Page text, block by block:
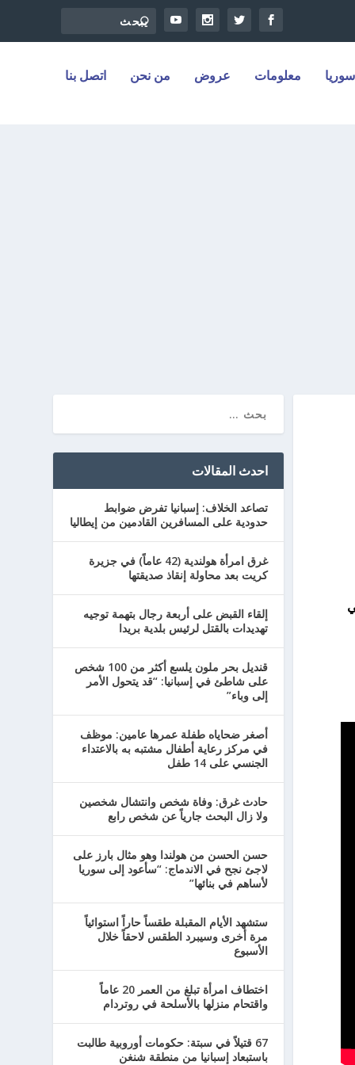
معلومات عروض من نحن اتصل بنا
احدث المقالات
تصاعد الخلاف: إسبانيا تفرض ضوابط
حدودية على المسافرين القادمين من إيطاليا
غرق امرأة هولندية (42 عاماً) في جزيرة
كريت بعد محاولة إنقاذ صديقتها
إلقاء القبض على أربعة رجال بتهمة توجيه
تهديدات بالقتل لرئيس بلدية بريدا
قنديل بحر ملون يلسع أكثر من 100 شخص
على شاطئ في إسبانيا: “قد يتحول الأمر
إلى وباء”
أصغر ضحاياه طفلة عمرها عامين: موظف
في مركز رعاية أطفال مشتبه به بالاعتداء
الجنسي على 14 طفل
حادث غرق: وفاة شخص وانتشال شخصين
ولا زال البحث جارياً عن شخص رابع
حسن الحسن من هولندا وهو مثال بارز على
لاجئ نجح في الاندماج: “سأعود إلى سوريا
لأساهم في بنائها”
ستشهد الأيام المقبلة طقساً حاراً استوائياً
مرة أخرى وسيبرد الطقس لاحقاً خلال
الأسبوع
اختطاف امرأة تبلغ من العمر 20 عاماً
واقتحام منزلها بالأسلحة في روتردام
67 قتيلاً في سبتة: حكومات أوروبية طالبت
باستبعاد إسبانيا من منطقة شنغن